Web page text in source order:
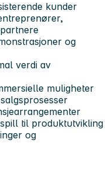
kunder
og
verdi av
muligheter
til produktutvikling
og